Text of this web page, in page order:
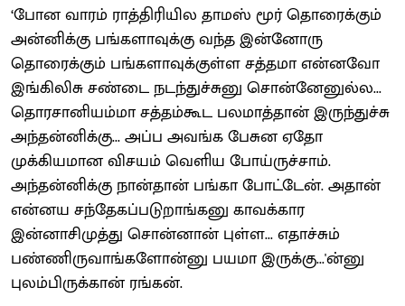
‘போன வாரம் ராத்திரியில தாமஸ் மூர் தொரைக்கும்
அன்னிக்கு பங்களாவுக்கு வந்த இன்னோரு
தொரைக்கும் பங்களாவுக்குள்ள சத்தமா என்னவோ
இங்கிலிசு சண்டை நடந்துச்சுனு சொன்னேனுல்ல...
தொரசானியம்மா சத்தம்கூட பலமாத்தான் இருந்துச்சு
அந்தன்னிக்கு... அப்ப அவங்க பேசுன ஏதோ
முக்கியமான விசயம் வெளிய போய்ருச்சாம்.
அந்தன்னிக்கு நான்தான் பங்கா போட்டேன். அதான்
என்னய சந்தேகப்படுறாங்கனு காவக்கார
இன்னாசிமுத்து சொன்னான் புள்ள... எதாச்சும்
பண்ணிருவாங்களோன்னு பயமா இருக்கு...'ன்னு
புலம்பிருக்கான் ரங்கன்.